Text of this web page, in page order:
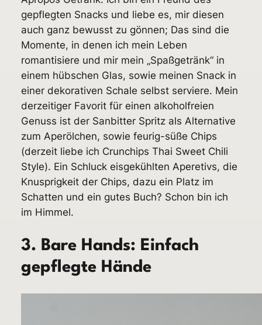
gepflegten Snacks und liebe es, mir diesen
auch ganz bewusst zu gönnen; Das sind die
Momente, in denen ich mein Leben
romantisiere und mir mein „Spaßgetränk“ in
einem hübschen Glas, sowie meinen Snack in
einer dekorativen Schale selbst serviere. Mein
derzeitiger Favorit für einen alkoholfreien
Genuss ist der Sanbitter Spritz als Alternative
zum Aperölchen, sowie feurig-süße Chips
(derzeit liebe ich Crunchips Thai Sweet Chili
Style). Ein Schluck eisgekühlten Aperetivs, die
Knusprigkeit der Chips, dazu ein Platz im
Schatten und ein gutes Buch? Schon bin ich
im Himmel.
3. Bare Hands: Einfach
gepflegte Hände